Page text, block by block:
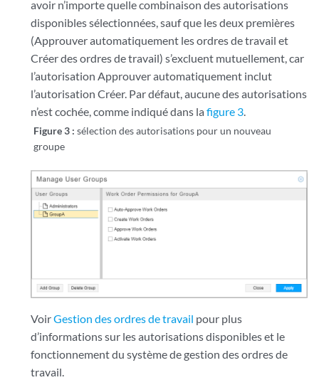
avoir n’importe quelle combinaison des autorisations
disponibles sélectionnées, sauf que les deux premières
(Approuver automatiquement les ordres de travail et
Créer des ordres de travail) s’excluent mutuellement, car
l’autorisation Approuver automatiquement inclut
l’autorisation Créer. Par défaut, aucune des autorisations
n’est cochée, comme indiqué dans lafigure 3
Figure 3 :sélection des autorisations pour un nouveau
groupe
VoirGestion des ordres de travail pour plus
d’informations sur les autorisations disponibles et le
fonctionnement du système de gestion des ordres de
travail.